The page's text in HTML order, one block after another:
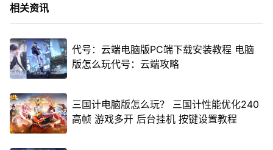
相关资讯
代号：云端电脑版PC端下载安装教程 电脑
版怎么玩代号：云端攻略
三国计电脑版怎么玩？ 三国计性能优化240
高帧 游戏多开 后台挂机 按键设置教程